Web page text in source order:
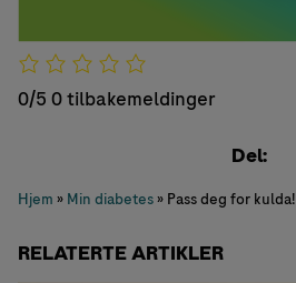
0/5 0 tilbakemeldinger
Del:
Hjem » Min diabetes» Pass deg for kulda!
RELATERTE ARTIKLER